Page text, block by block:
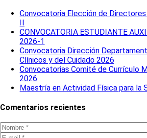
Convocatoria Elección de
II
CONVOCATORIA ESTUDIANTE
2026-1
Convocatoria Dirección
Clínicos y del Cuidado 2026
Convocatorias Comité de Currículo
2026
Maestría en Actividad Física para la
Comentarios recientes